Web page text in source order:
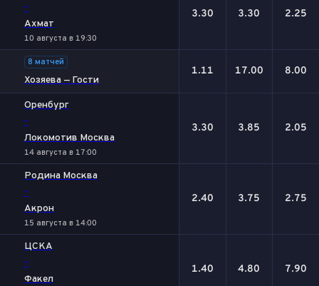
-
Ахмат
10 августа в 19:30
3.30 3.30 2.25
8 матчей
Хозяева — Гости
1.11 17.00 8.00
Оренбург
-
Локомотив Москва
14 августа в 17:00
3.30 3.85 2.05
Родина Москва
-
Акрон
15 августа в 14:00
2.40 3.75 2.75
ЦСКА
-
Факел
1.40 4.80 7.90